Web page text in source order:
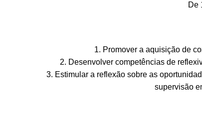
De
1. Promover a aquisição de
2. Desenvolver competências de
3. Estimular a reflexão sobre as
supervisão